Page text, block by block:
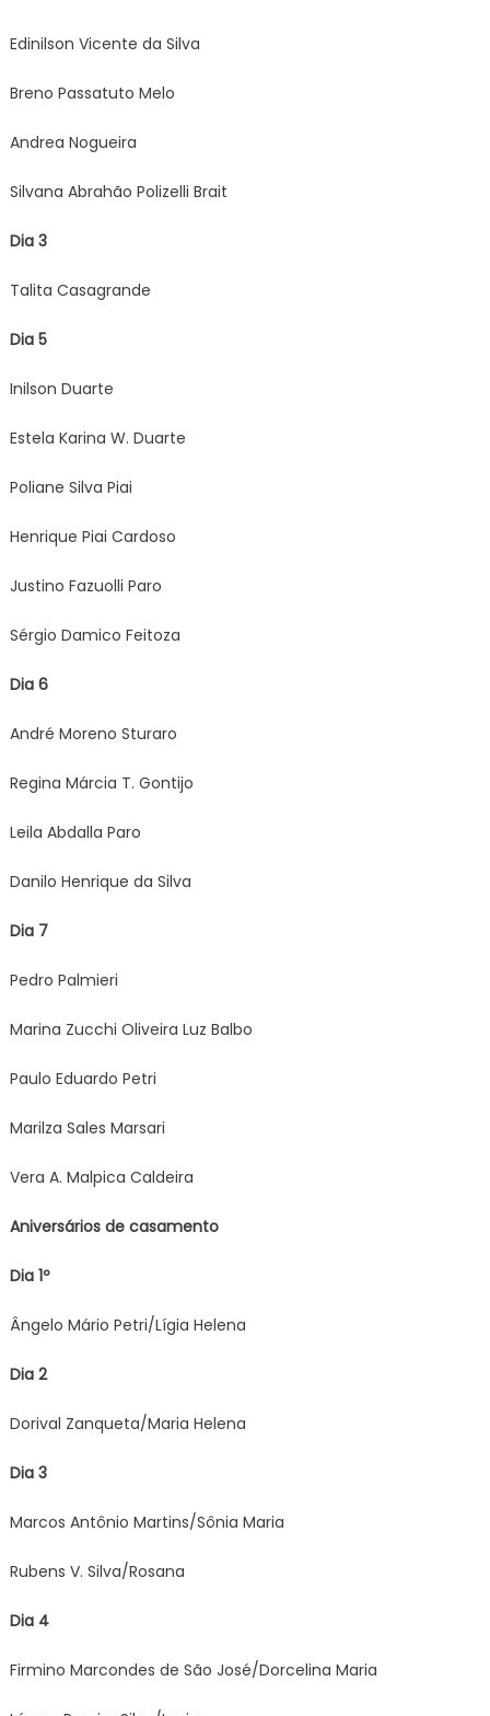
Edinilson Vicente da Silva
Breno Passatuto Melo
Andrea Nogueira
Silvana Abrahão Polizelli Brait
Dia 3
Talita Casagrande
Dia 5
Inilson Duarte
Estela Karina W. Duarte
Poliane Silva Piai
Henrique Piai Cardoso
Justino Fazuolli Paro
Sérgio Damico Feitoza
Dia 6
André Moreno Sturaro
Regina Márcia T. Gontijo
Leila Abdalla Paro
Danilo Henrique da Silva
Dia 7
Pedro Palmieri
Marina Zucchi Oliveira Luz Balbo
Paulo Eduardo Petri
Marilza Sales Marsari
Vera A. Malpica Caldeira
Aniversários de casamento
Dia 1º
Ângelo Mário Petri/Lígia Helena
Dia 2
Dorival Zanqueta/Maria Helena
Dia 3
Marcos Antônio Martins/Sônia Maria
Rubens V. Silva/Rosana
Dia 4
Firmino Marcondes de São José/Dorcelina Maria